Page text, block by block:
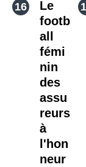
Le
footb
all
fémi
nin
des
assu
reurs
à
l'hon
neur